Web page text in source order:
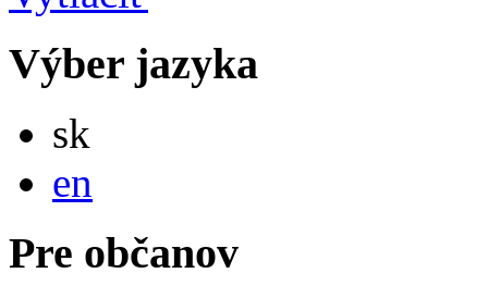
Výber jazyka
sk
en
Pre občanov